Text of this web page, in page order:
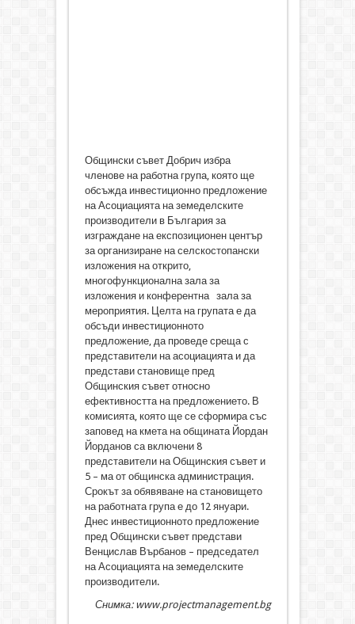
Общински съвет Добрич избра
членове на работна група, която ще
обсъжда инвестиционно предложение
на Асоциацията на земеделските
производители в България за
изграждане на експозиционен център
за организиране на селскостопански
изложения на открито,
многофункционална зала за
изложения и конферентна зала за
мероприятия. Целта на групата е да
обсъди инвестиционното
предложение, да проведе среща с
представители на асоциацията и да
представи становище пред
Общинския съвет относно
ефективността на предложението. В
комисията, която ще се сформира със
заповед на кмета на общината Йордан
Йорданов са включени 8
представители на Общинския съвет и
5 – ма от общинска администрация.
Срокът за обявяване на становището
на работната група е до 12 януари.
Днес инвестиционното предложение
пред Общински съвет представи
Венцислав Върбанов – председател
на Асоциацията на земеделските
производители.
Снимка: www.projectmanagement.bg